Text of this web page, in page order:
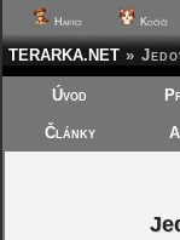
Hafíci Kočičí
TERARKA.NET »
Úvod
Články